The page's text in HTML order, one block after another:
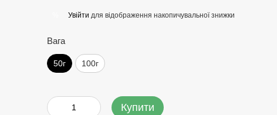
Увійти для відображення накопичувальної знижки
Вага
50г 100г
Купити